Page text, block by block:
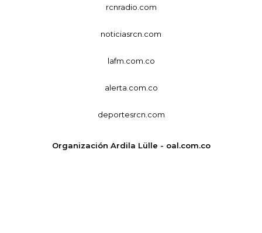
rcnradio.com
noticiasrcn.com
lafm.com.co
alerta.com.co
deportesrcn.com
Organización Ardila Lülle - oal.com.co